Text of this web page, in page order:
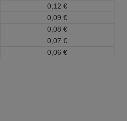
0, 12 €
0, 09 €
0, 08 €
0, 07 €
0, 06 €